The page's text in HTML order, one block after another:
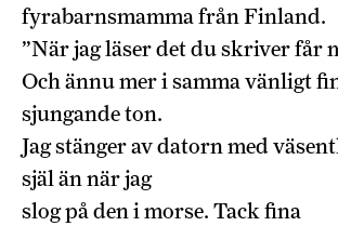
fyrabarnsmamma från Finland.
”När jag läser det du skriver får
Och ännu mer i samma vänligt
sjungande ton.
Jag stänger av datorn med
själ än när jag
slog på den i morse. Tack fina